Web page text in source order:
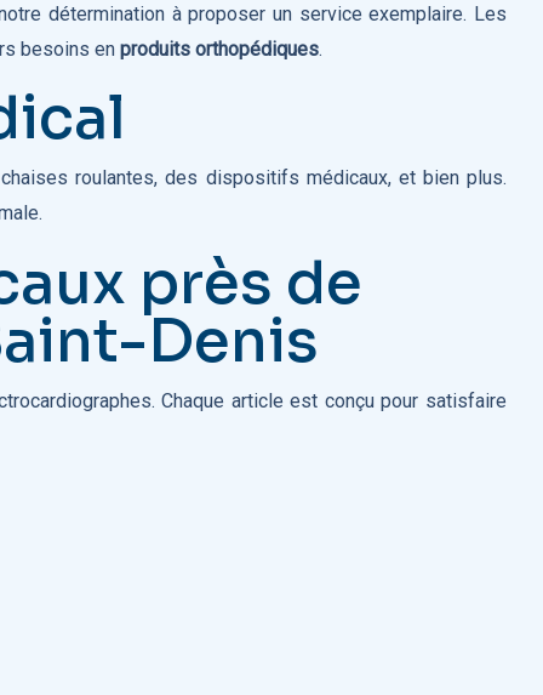
détermination à proposer un service exemplaire. Les
besoins enproduits orthopédiques.
roulantes, des dispositifs médicaux, et bien plus.
près de
Denis
Chaque article est conçu pour satisfaire